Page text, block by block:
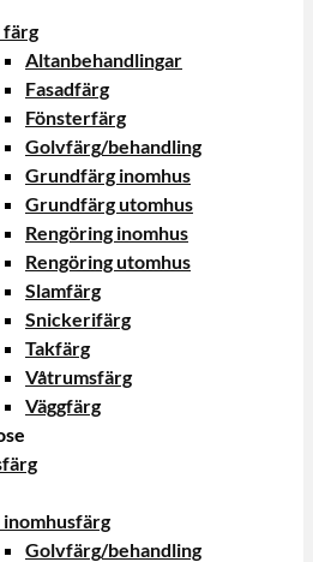
färg
Altanbehandlingar
Fasadfärg
Fönsterfärg
Golvfärg/behandling
Grundfärg inomhus
Grundfärg utomhus
Rengöring inomhus
Rengöring utomhus
Slamfärg
Snickerifärg
Takfärg
Våtrumsfärg
Väggfärg
inomhusfärg
Golvfärg/behandling